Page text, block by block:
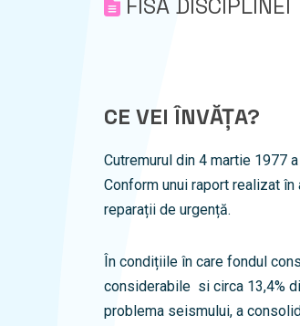
FISA DISCIPLINEI
CE VEI ÎNVĂȚA?
Cutremurul din 4 martie 1977
Conform unui raport realizat
reparații de urgență.
În condițiile în care fondul
considerabile si circa 13,4%
problema seismului, a